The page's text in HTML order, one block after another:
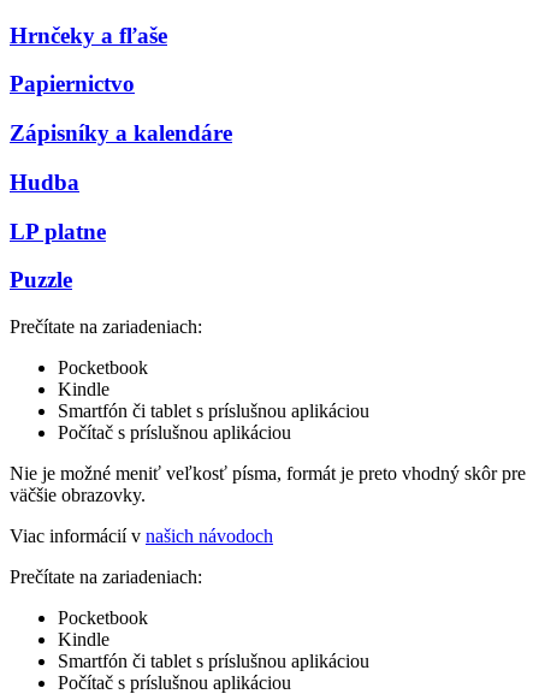
Hrnčeky a fľaše
Papiernictvo
Zápisníky a kalendáre
Hudba
LP platne
Puzzle
Prečítate na zariadeniach:
Pocketbook
Kindle
Smartfón či tablet s príslušnou aplikáciou
Počítač s príslušnou aplikáciou
Nie je možné meniť veľkosť písma, formát je preto vhodný skôr pre
väčšie obrazovky.
Viac informácií v našich návodoch
Prečítate na zariadeniach:
Pocketbook
Kindle
Smartfón či tablet s príslušnou aplikáciou
Počítač s príslušnou aplikáciou